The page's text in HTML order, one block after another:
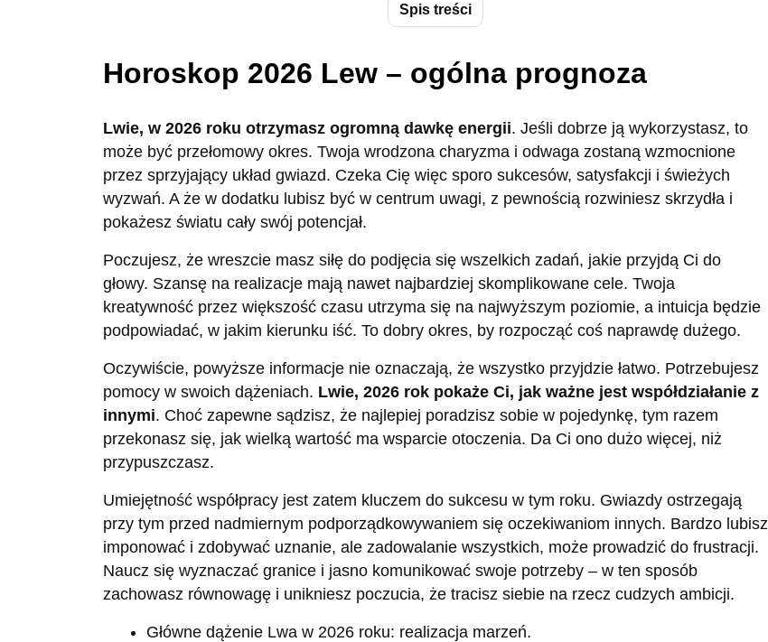
Spis treści
Horoskop 2026 Lew – ogólna prognoza
Lwie, w 2026 roku otrzymasz ogromną dawkę energii. Jeśli dobrze ją wykorzystasz, to
może być przełomowy okres. Twoja wrodzona charyzma i odwaga zostaną wzmocnione
przez sprzyjający układ gwiazd. Czeka Cię więc sporo sukcesów, satysfakcji i świeżych
wyzwań. A że w dodatku lubisz być w centrum uwagi, z pewnością rozwiniesz skrzydła i
pokażesz światu cały swój potencjał.
Poczujesz, że wreszcie masz siłę do podjęcia się wszelkich zadań, jakie przyjdą Ci do
głowy. Szansę na realizacje mają nawet najbardziej skomplikowane cele. Twoja
kreatywność przez większość czasu utrzyma się na najwyższym poziomie, a intuicja będzie
podpowiadać, w jakim kierunku iść. To dobry okres, by rozpocząć coś naprawdę dużego.
Oczywiście, powyższe informacje nie oznaczają, że wszystko przyjdzie łatwo. Potrzebujesz
pomocy w swoich dążeniach. Lwie, 2026 rok pokaże Ci, jak ważne jest współdziałanie z
innymi. Choć zapewne sądzisz, że najlepiej poradzisz sobie w pojedynkę, tym razem
przekonasz się, jak wielką wartość ma wsparcie otoczenia. Da Ci ono dużo więcej, niż
przypuszczasz.
Umiejętność współpracy jest zatem kluczem do sukcesu w tym roku. Gwiazdy ostrzegają
przy tym przed nadmiernym podporządkowywaniem się oczekiwaniom innych. Bardzo lubisz
imponować i zdobywać uznanie, ale zadowalanie wszystkich, może prowadzić do frustracji.
Naucz się wyznaczać granice i jasno komunikować swoje potrzeby – w ten sposób
zachowasz równowagę i unikniesz poczucia, że tracisz siebie na rzecz cudzych ambicji.
Główne dążenie Lwa w 2026 roku: realizacja marzeń.